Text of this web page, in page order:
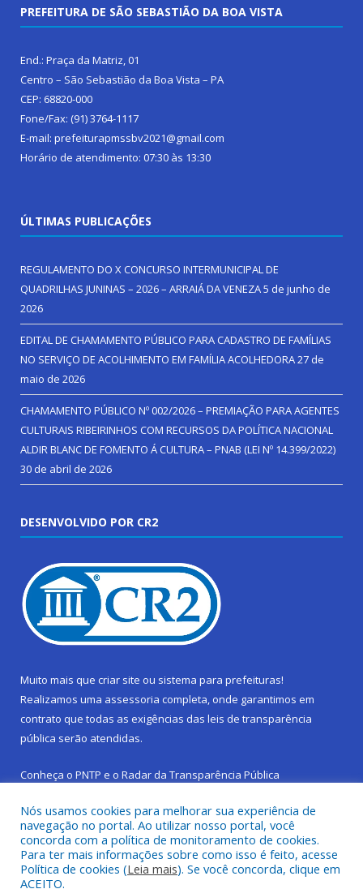
PREFEITURA DE SÃO SEBASTIÃO DA BOA VISTA
End.: Praça da Matriz, 01
Centro – São Sebastião da Boa Vista – PA
CEP: 68820-000
Fone/Fax: (91) 3764-1117
E-mail: prefeiturapmssbv2021@gmail.com
Horário de atendimento: 07:30 às 13:30
ÚLTIMAS PUBLICAÇÕES
REGULAMENTO DO X CONCURSO INTERMUNICIPAL DE
QUADRILHAS JUNINAS – 2026 – ARRAIÁ DA VENEZA5 de junho de
2026
EDITAL DE CHAMAMENTO PÚBLICO PARA CADASTRO DE FAMÍLIAS
NO SERVIÇO DE ACOLHIMENTO EM FAMÍLIA ACOLHEDORA27 de
maio de 2026
CHAMAMENTO PÚBLICO Nº 002/2026 – PREMIAÇÃO PARA AGENTES
CULTURAIS RIBEIRINHOS COM RECURSOS DA POLÍTICA NACIONAL
ALDIR BLANC DE FOMENTO Á CULTURA – PNAB (LEI Nº 14.399/2022)
30 de abril de 2026
DESENVOLVIDO POR CR2
Muito mais que criar site ou sistema para prefeituras!
Realizamos uma assessoria completa, onde garantimos em
contrato que todas as exigências das leis de transparência
pública serão atendidas.
Conheça o PNTP e o Radar da Transparência Pública
Todos os direitos reservados a Prefeitura Municipal de São
Sebastião da Boa Vista.
Nós usamos cookies para melhorar sua experiência de
navegação no portal. Ao utilizar nosso portal, você
concorda com a política de monitoramento de cookies.
Para ter mais informações sobre como isso é feito, acesse
Política de cookies (Leia mais). Se você concorda, clique em
ACEITO.